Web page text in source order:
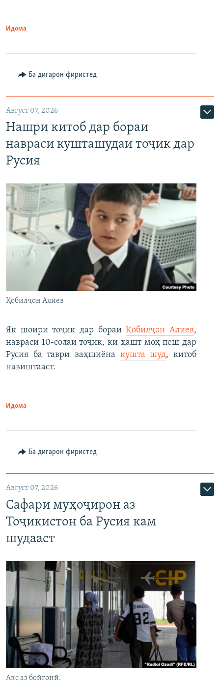
Идома
Ба дигарон фиристед
Август 07, 2026
Нашри китоб дар бораи
навраси кушташудаи тоҷик дар
Русия
Қобилҷон Алиев
Як шоири тоҷик дар бораиҚобилҷон Алиев,
навраси 10-солаи тоҷик, ки ҳашт моҳ пеш дар
Русия ба таври ваҳшиёна кушта шуд, китоб
навиштааст.
Идома
Ба дигарон фиристед
Август 07, 2026
Сафари муҳоҷирон аз
Тоҷикистон ба Русия кам
шудааст
Акс аз бойгонӣ.